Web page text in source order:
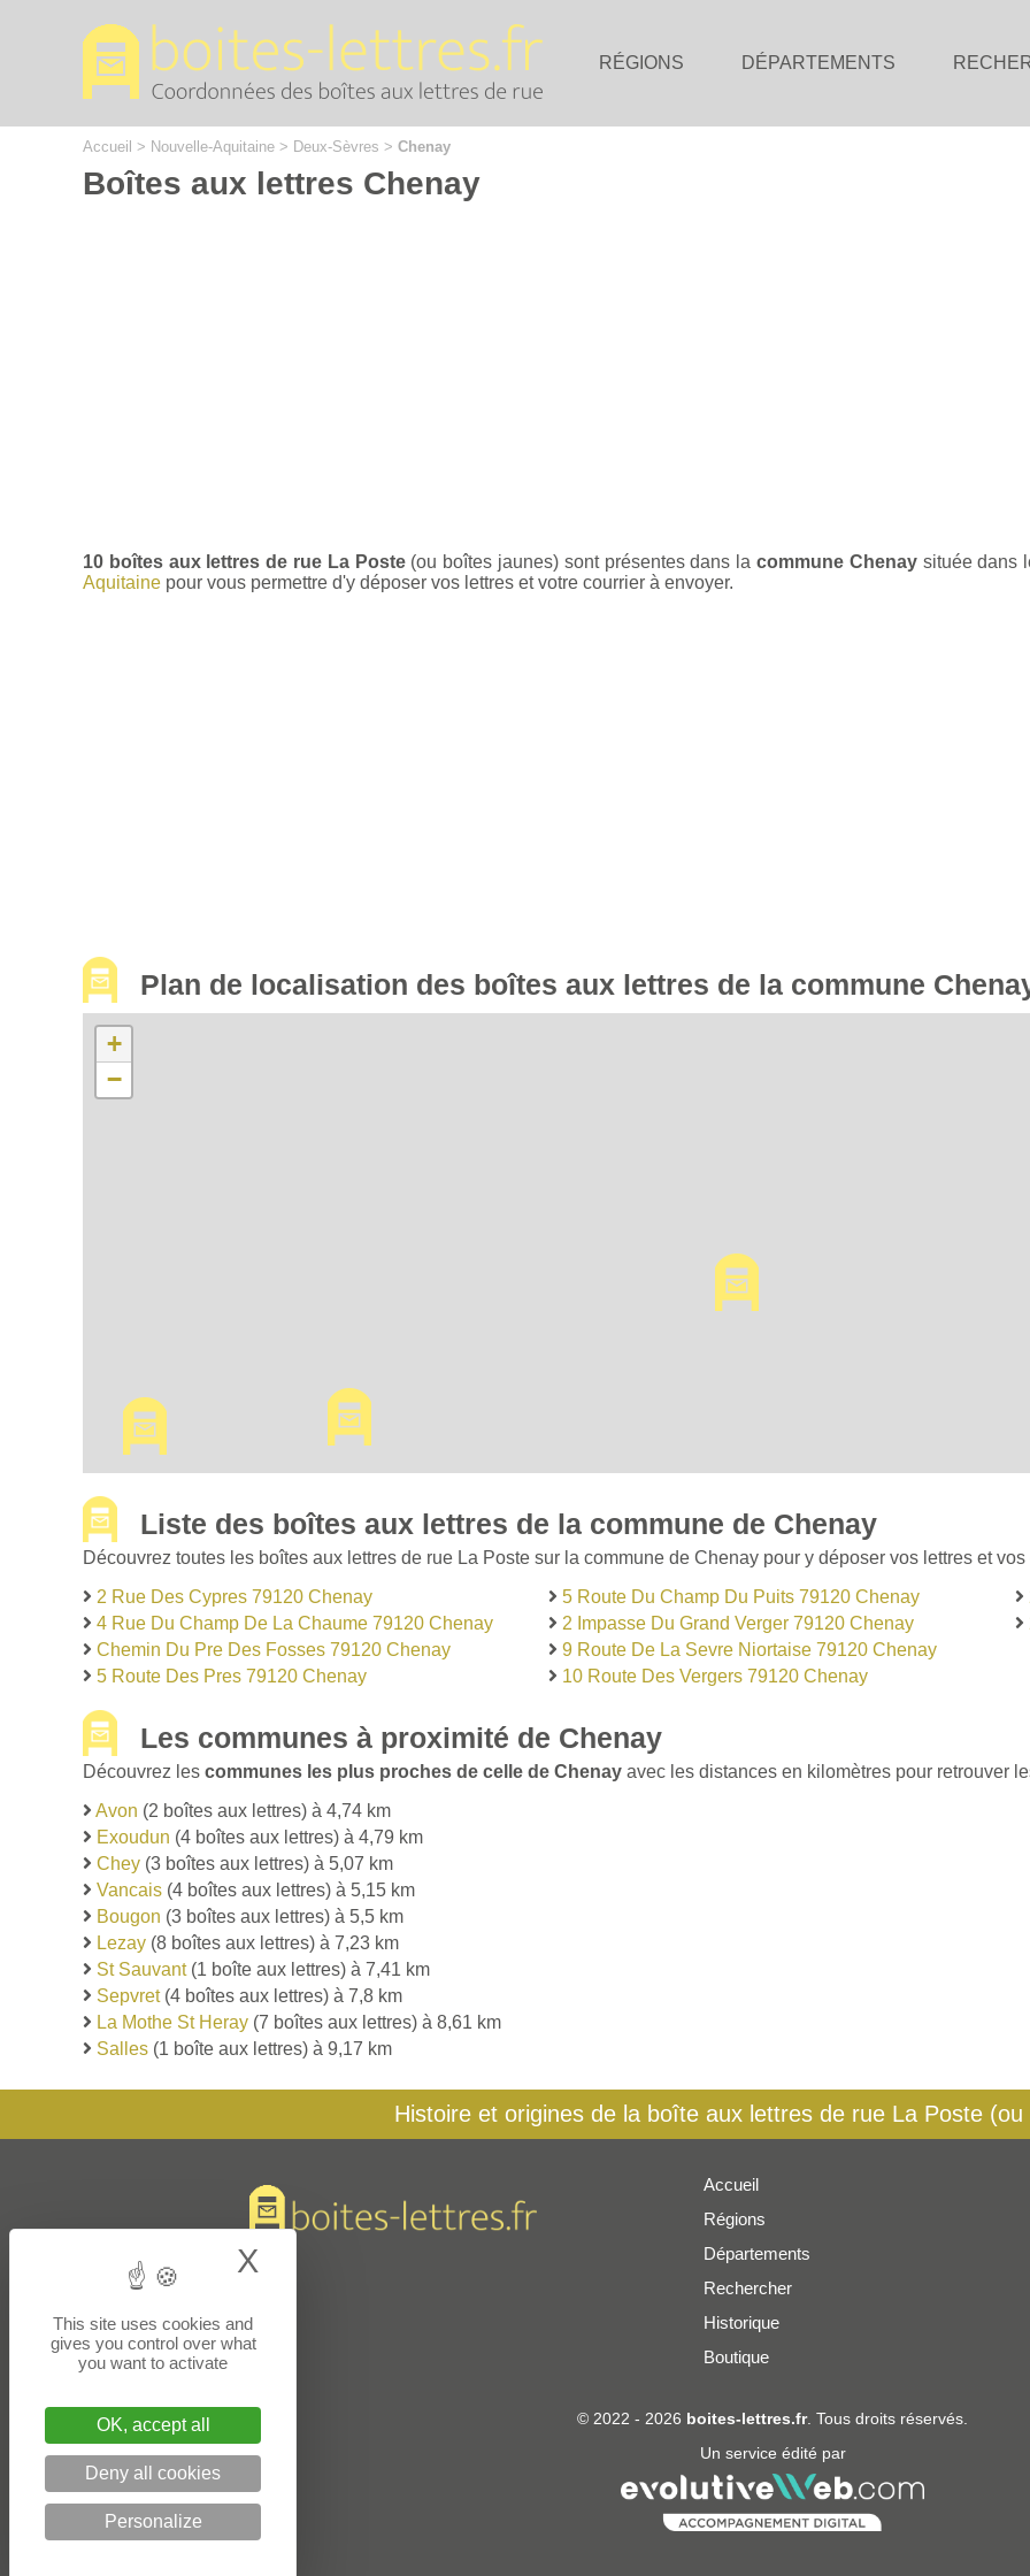
RÉGIONS DÉPARTEMENTS
Accueil > Nouvelle-Aquitaine > Deux-Sèvres > Chenay
Boîtes aux lettres Chenay
10 boîtes aux lettres de rue La Poste(ou boîtes jaunes) sont présentes dans lacommune Chenaysituée dans
Aquitaine pour vous permettre d'y déposer vos lettres et votre courrier à envoyer.
Plan de localisation des boîtes aux lettres de la commune
+
−
Liste des boîtes aux lettres de la commune de Chenay
Découvrez toutes les boîtes aux lettres de rue La Poste sur la commune de Chenay pour y déposer vos lettres et vos
2 Rue Des Cypres 79120 Chenay
4 Rue Du Champ De La Chaume 79120 Chenay
Chemin Du Pre Des Fosses 79120 Chenay
5 Route Des Pres 79120 Chenay
5 Route Du Champ Du Puits 79120 Chenay
2 Impasse Du Grand Verger 79120 Chenay
9 Route De La Sevre Niortaise 79120 Chenay
10 Route Des Vergers 79120 Chenay
Les communes à proximité de Chenay
Découvrez les communes les plus proches de celle de Chenay avec les distances en kilomètres pour retrouver
Avon (2 boîtes aux lettres) à 4,74 km
Exoudun (4 boîtes aux lettres) à 4,79 km
Chey (3 boîtes aux lettres) à 5,07 km
Vancais (4 boîtes aux lettres) à 5,15 km
Bougon (3 boîtes aux lettres) à 5,5 km
Lezay (8 boîtes aux lettres) à 7,23 km
St Sauvant(1 boîte aux lettres) à 7,41 km
Sepvret(4 boîtes aux lettres) à 7,8 km
La Mothe St Heray (7 boîtes aux lettres) à 8,61 km
Salles (1 boîte aux lettres) à 9,17 km
Histoire et origines de la boîte aux lettres de rue La Poste
Accueil
Régions
Départements
Rechercher
Historique
Boutique
© 2022 - 2026 boites-lettres.fr. Tous droits réservés.
Un service édité par
This site uses cookies and
gives you control over what
you want to activate
OK, accept all
Deny all cookies
Personalize
X